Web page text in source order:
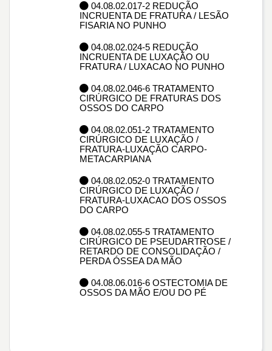
04.08.02.017-2 REDUÇÃO
INCRUENTA DE FRATURA / LESÃO
FISARIA NO PUNHO
04.08.02.024-5 REDUÇÃO
INCRUENTA DE LUXAÇÃO OU
FRATURA / LUXACAO NO PUNHO
04.08.02.046-6 TRATAMENTO
CIRÚRGICO DE FRATURAS DOS
OSSOS DO CARPO
04.08.02.051-2 TRATAMENTO
CIRÚRGICO DE LUXAÇÃO /
FRATURA-LUXAÇÃO CARPO-
METACARPIANA
04.08.02.052-0 TRATAMENTO
CIRÚRGICO DE LUXAÇÃO /
FRATURA-LUXACAO DOS OSSOS
DO CARPO
04.08.02.055-5 TRATAMENTO
CIRÚRGICO DE PSEUDARTROSE /
RETARDO DE CONSOLIDAÇÃO /
PERDA ÓSSEA DA MÃO
04.08.06.016-6 OSTECTOMIA DE
OSSOS DA MÃO E/OU DO PÉ